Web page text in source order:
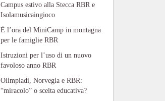
Campus estivo alla Stecca RBR e
Isolamusicaingioco
È l’ora del MiniCamp in montagna
per le famiglie RBR
Istruzioni per l’uso di un nuovo
favoloso anno RBR
Olimpiadi, Norvegia e RBR:
“miracolo” o scelta educativa?